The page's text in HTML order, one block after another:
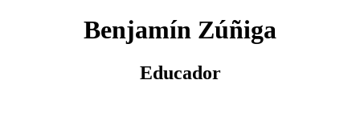
Benjamín Zúñiga
Educador